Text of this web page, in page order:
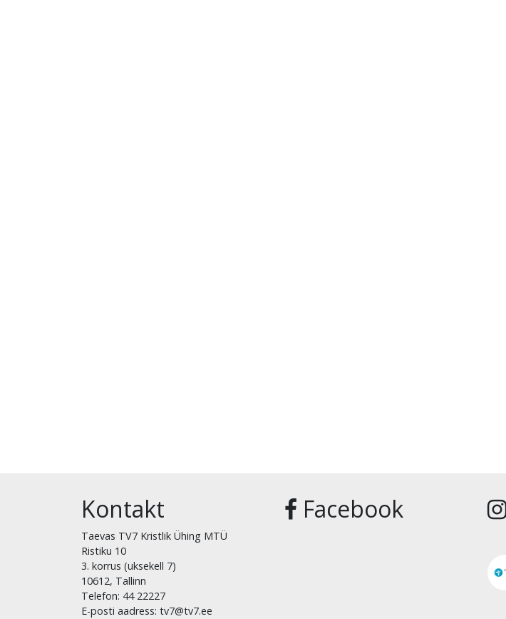
Kontakt
Taevas TV7 Kristlik Ühing MTÜ
Ristiku 10
3. korrus (uksekell 7)
10612, Tallinn
Telefon: 44 22227
E-posti aadress: tv7@tv7.ee
Facebook